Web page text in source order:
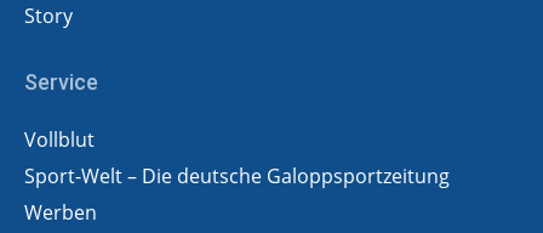
Story
Service
Vollblut
Sport-Welt – Die deutsche Galoppsportzeitung
Werben